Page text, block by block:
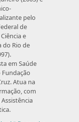
pelo
de
e
do Rio de
em Saúde
Fundação
Atua na
com